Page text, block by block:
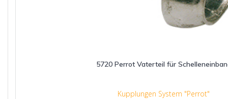
5720 Perrot Vaterteil für
Kupplungen System "Perrot"